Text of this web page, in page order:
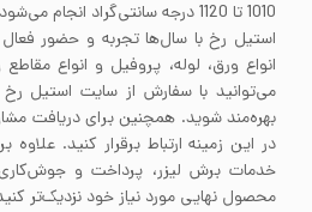
1010 تا 1120 درجه سانتی‌گراد انجام می‌شود.
استیل رخ با سال‌ها تجربه و حضور فعال
انواع ورق، لوله، پروفیل و انواع
می‌توانید با سفارش از سایت استیل
بهره‌مند شوید. همچنین برای دریافت
در این زمینه ارتباط برقرار کنید. علاوه
خدمات برش لیزر، پرداخت و
محصول نهایی مورد نیاز خود نزدیک‌تر